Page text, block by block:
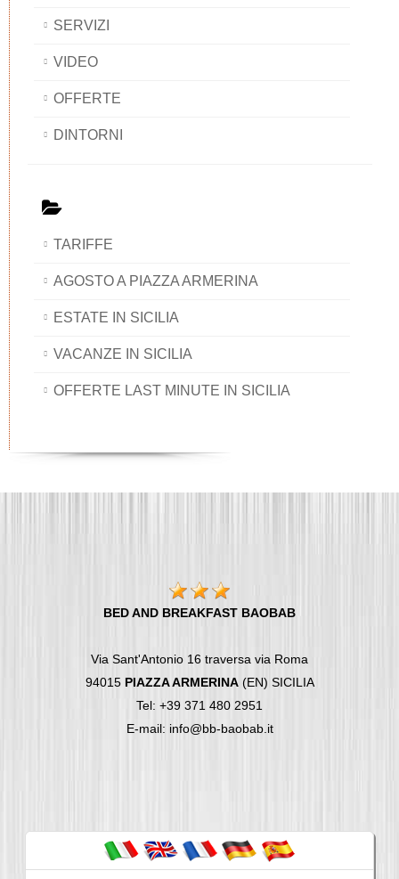
SERVIZI
VIDEO
OFFERTE
DINTORNI
TARIFFE
AGOSTO A PIAZZA ARMERINA
ESTATE IN SICILIA
VACANZE IN SICILIA
OFFERTE LAST MINUTE IN SICILIA
BED AND BREAKFAST BAOBAB
Via Sant'Antonio 16 traversa via Roma
94015 PIAZZA ARMERINA(EN) SICILIA
Tel: +39 371 480 2951
E-mail: info@bb-baobab.it